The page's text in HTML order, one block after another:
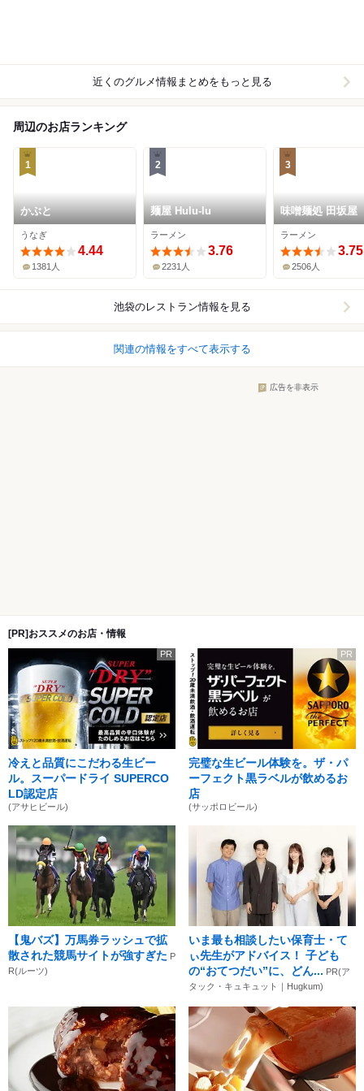
近くのグルメ情報まとめをもっと見る
周辺のお店ランキング
1
かぶと
うなぎ
4.44
1381人
2
麺屋 Hulu-lu
ラーメン
3.76
2231人
3
味噌麺処 田坂屋
ラーメン
3.75
2506人
池袋のレストラン情報を見る
関連の情報をすべて表示する
広告を非表示
[PR]おススメのお店・情報
PR
冷えと品質にこだわる生ビー
ル。スーパードライ SUPERCO
LD認定店
(アサヒビール)
PR
完璧な生ビール体験を。ザ・パ
ーフェクト黒ラベルが飲めるお
店
(サッポロビール)
【鬼バズ】万馬券ラッシュで拡
散された競馬サイトが強すぎた P
R(ルーツ)
いま最も相談したい保育士・て
ぃ先生がアドバイス！ 子ども
の“おてつだい”に、どん... PR(ア
タック・キュキュット｜Hugkum)